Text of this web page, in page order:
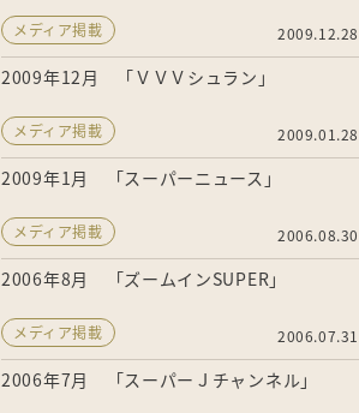
メディア掲載 2009.12.28
2009年12月 「ＶＶＶシュラン」
メディア掲載 2009.01.28
2009年1月 「スーパーニュース」
メディア掲載 2006.08.30
2006年8月 「ズームインSUPER」
メディア掲載 2006.07.31
2006年7月 「スーパーＪチャンネル」